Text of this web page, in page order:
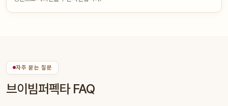
자주 묻는 질문
브이빔퍼펙타 FAQ